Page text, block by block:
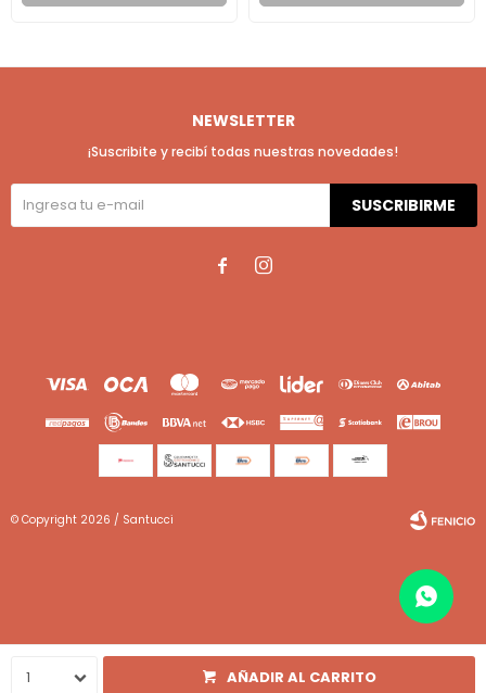
1 AÑADIR AL CARRITO
NEWSLETTER
¡Suscribite y recibí todas nuestras novedades!
SUSCRIBIRME
 
© Copyright 2026 / Santucci